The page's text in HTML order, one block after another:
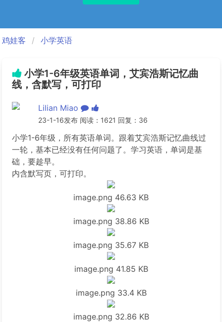
鸡娃客 小学英语
小学1-6年级英语单词，艾宾浩斯记忆曲
线，含默写，可打印
Lilian Miao
23-1-16发布 阅读：1621 回复：36
小学1-6年级，所有英语单词。跟着艾宾浩斯记忆曲线过
一轮，基本已经没有任何问题了。学习英语，单词是基
础，要趁早。
内含默写页，可打印。
image.png 46.63 KB
image.png 38.86 KB
image.png 35.67 KB
image.png 41.85 KB
image.png 33.4 KB
image.png 32.86 KB